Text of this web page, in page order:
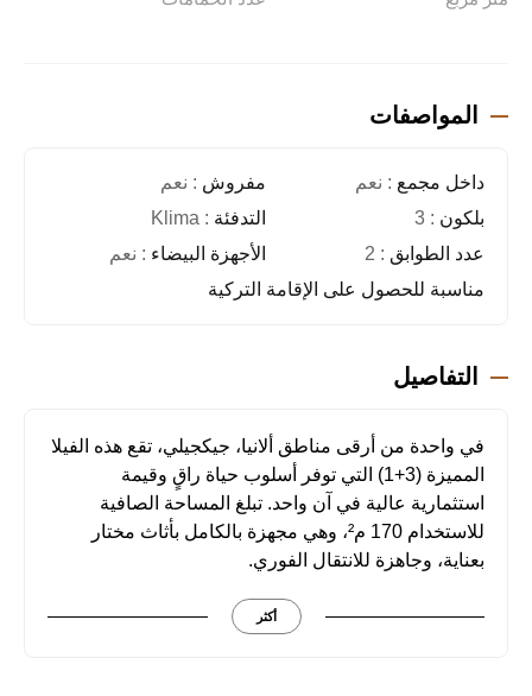
المواصفات
داخل مجمع : نعم مفروش : نعم
بلكون : 3 التدفئة : Klima
عدد الطوابق : 2 الأجهزة البيضاء : نعم
مناسبة للحصول على الإقامة التركية
التفاصيل
في واحدة من أرقى مناطق ألانيا، جيكجيلي، تقع هذه الفيلا
المميزة (3+1) التي توفر أسلوب حياة راقٍ وقيمة
استثمارية عالية في آن واحد. تبلغ المساحة الصافية
للاستخدام 170 م²، وهي مجهزة بالكامل بأثاث مختار
بعناية، وجاهزة للانتقال الفوري.
مواصفات العقار أكثر